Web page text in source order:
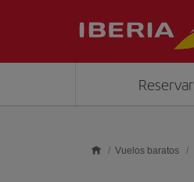
Reservar
Vuelos baratos